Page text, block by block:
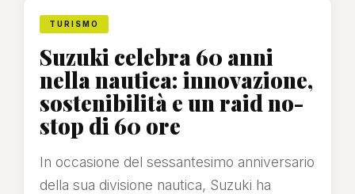
TURISMO
Suzuki celebra 60 anni
nella nautica: innovazione,
sostenibilità e un raid no-
stop di 60 ore
In occasione del sessantesimo anniversario
della sua divisione nautica, Suzuki ha